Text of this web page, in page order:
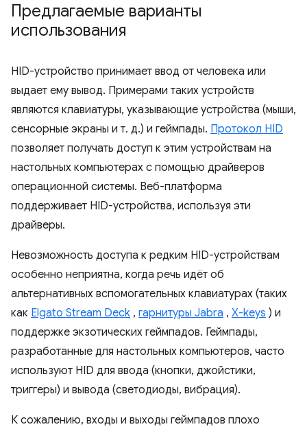
Предлагаемые варианты
использования
HID-устройство принимает ввод от человека или
выдает ему вывод. Примерами таких устройств
являются клавиатуры, указывающие устройства (мыши,
сенсорные экраны и т. д.) и геймпады. Протокол HID
позволяет получать доступ к этим устройствам на
настольных компьютерах с помощью драйверов
операционной системы. Веб-платформа
поддерживает HID-устройства, используя эти
драйверы.
Невозможность доступа к редким HID-устройствам
особенно неприятна, когда речь идёт об
альтернативных вспомогательных клавиатурах (таких
как Elgato Stream Deck , гарнитуры Jabra , X-keys ) и
поддержке экзотических геймпадов. Геймпады,
разработанные для настольных компьютеров, часто
используют HID для ввода (кнопки, джойстики,
триггеры) и вывода (светодиоды, вибрация).
К сожалению, входы и выходы геймпадов плохо